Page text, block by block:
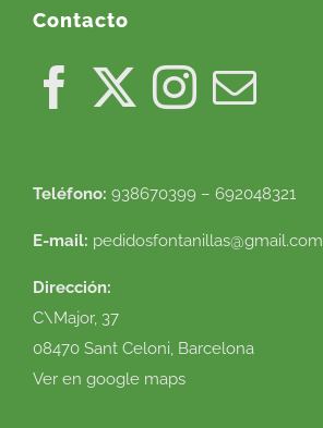
Contacto
Teléfono: 938670399 – 692048321
E-mail: pedidosfontanillas@gmail.com
Dirección:
C\Major, 37
08470 Sant Celoni, Barcelona
Ver en google maps